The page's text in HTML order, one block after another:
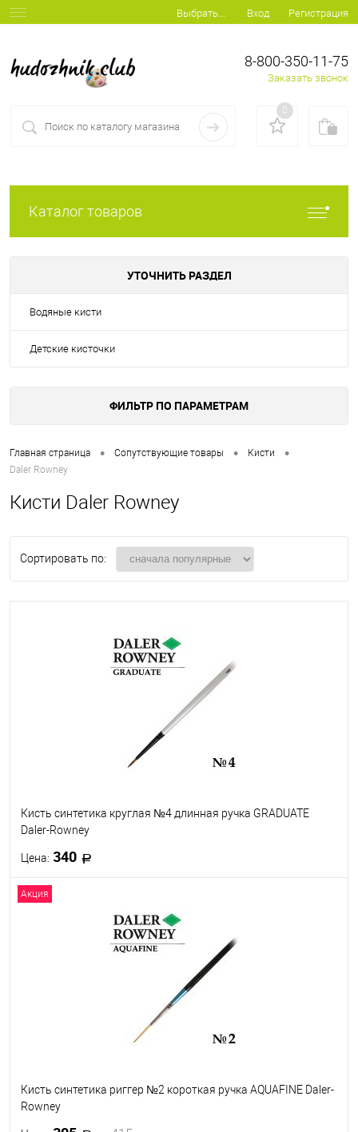
Выбрать... Вход Регистрация
8-800-350-11-75
Заказать звонок
0
Каталог товаров
УТОЧНИТЬ РАЗДЕЛ
Водяные кисти
Детские кисточки
ФИЛЬТР ПО ПАРАМЕТРАМ
Главная страница • Сопутствующие товары • Кисти •
Daler Rowney
Кисти Daler Rowney
Сортировать по:
Кисть синтетика круглая №4 длинная ручка GRADUATE
Daler-Rowney
Цена: 340
В наличии
Акция
Кисть синтетика риггер №2 короткая ручка AQUAFINE Daler-
Rowney